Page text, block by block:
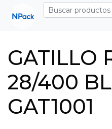
GATILLO
28/400
GAT1001